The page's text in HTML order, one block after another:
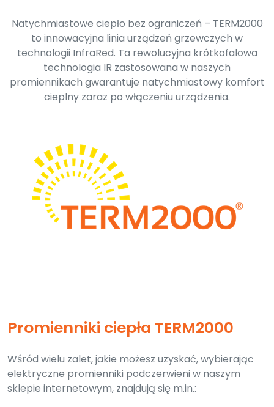
Natychmiastowe ciepło bez ograniczeń – TERM2000
to innowacyjna linia urządzeń grzewczych w
technologii InfraRed. Ta rewolucyjna krótkofalowa
technologia IR zastosowana w naszych
promiennikach gwarantuje natychmiastowy komfort
cieplny zaraz po włączeniu urządzenia.
Promienniki ciepła TERM2000
Wśród wielu zalet, jakie możesz uzyskać, wybierając
elektryczne promienniki podczerwieni w naszym
sklepie internetowym, znajdują się m.in.: